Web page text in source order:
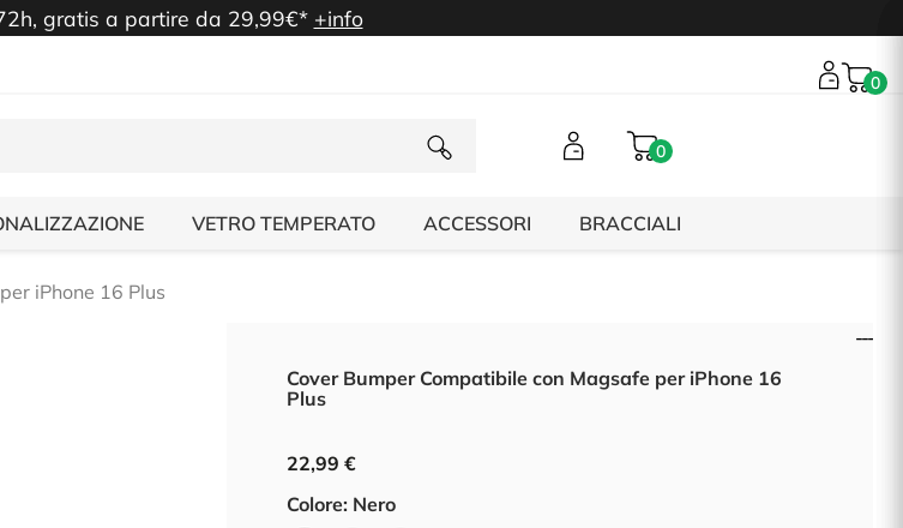
gratis a partire da 29,99€* +info
0
0
VETRO TEMPERATO ACCESSORI BRACCIALI
iPhone 16 Plus
Cover Bumper Compatibile con Magsafe per iPhone 16
Plus
22,99 €
Colore: Nero